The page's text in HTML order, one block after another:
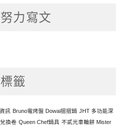
力寫文
標籤
訊 Bruno電烤盤 Dowai摺摺鍋 JHT 多功能深
換卷 Queen Chef鍋具 不貳光車輪餅 Mister